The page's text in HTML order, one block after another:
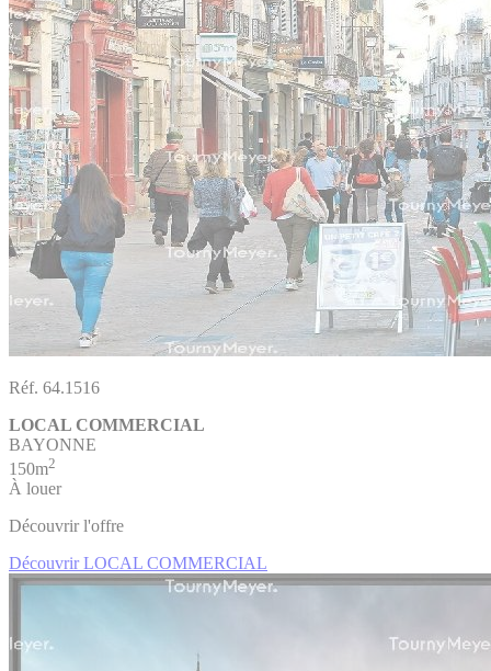
Réf. 64.1516
LOCAL COMMERCIAL
BAYONNE
150m2
À louer
Découvrir l'offre
Découvrir LOCAL COMMERCIAL